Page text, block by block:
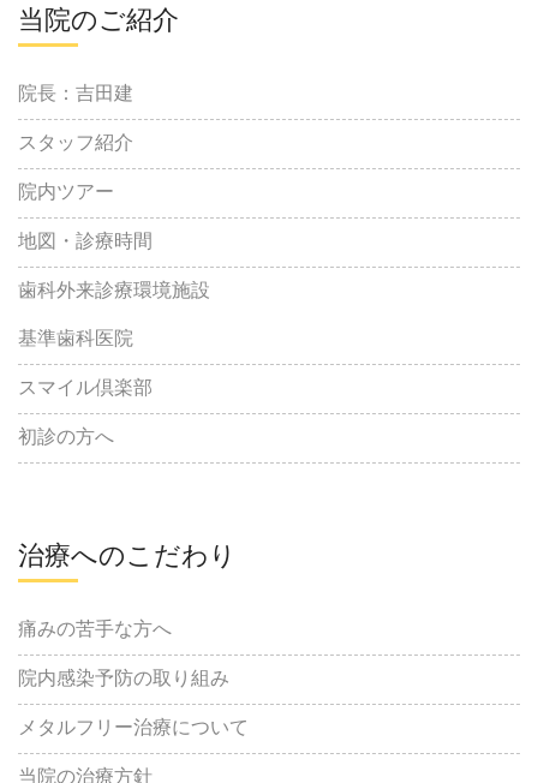
当院のご紹介
院長：吉田建
スタッフ紹介
院内ツアー
地図・診療時間
歯科外来診療環境施設
基準歯科医院
スマイル倶楽部
初診の方へ
治療へのこだわり
痛みの苦手な方へ
院内感染予防の取り組み
メタルフリー治療について